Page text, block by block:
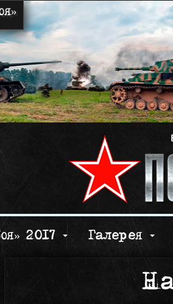
2017 Галерея